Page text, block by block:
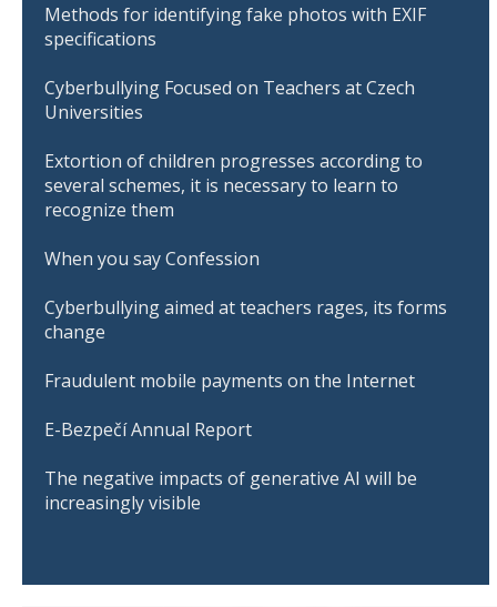
Methods for identifying fake photos with EXIF
specifications
Cyberbullying Focused on Teachers at Czech
Universities
Extortion of children progresses according to
several schemes, it is necessary to learn to
recognize them
When you say Confession
Cyberbullying aimed at teachers rages, its forms
change
Fraudulent mobile payments on the Internet
E-Bezpečí Annual Report
The negative impacts of generative AI will be
increasingly visible